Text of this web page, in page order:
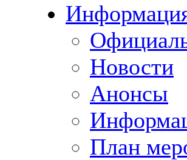
Новости
Анонсы
План